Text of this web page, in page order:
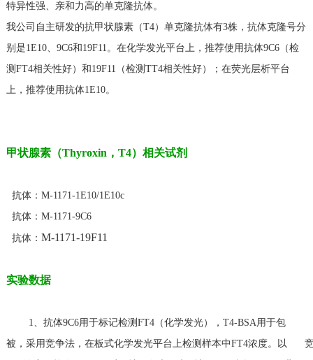
特异性强、亲和力高的单克隆抗体。
我公司自主研发的抗甲状腺素（T4）单克隆抗体有3株，抗体克隆号分
别是1E10、9C6和19F11。在化学发光平台上，推荐使用抗体9C6（检
测FT4相关性好）和19F11（检测TT4相关性好）；在荧光层析平台
上，推荐使用抗体1E10。
甲状腺素（Thyroxin，T4）相关试剂
抗体：M-1171-1E10/1E10c
抗体：M-1171-9C6
抗体： M-1171-19F11
实验数据
1、抗体9C6用于标记检测FT4（化学发光），T4-BSA用于包
被，采用竞争法，在板式化学发光平台上检测样本中FT4浓度。以